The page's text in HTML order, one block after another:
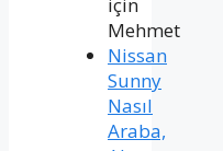
Mehmet
Nissan
Sunny
Nasıl
Araba,